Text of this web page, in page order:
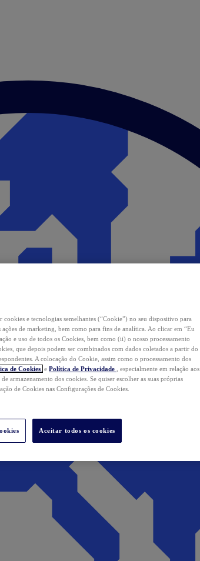
cookies e tecnologias semelhantes (“Cookie”) no seu dispositivo para
ações de marketing, bem como para fins de analítica. Ao clicar em “Eu
e uso de todos os Cookies, bem como (ii) o nosso processamento
que depois podem ser combinados com dados coletados a partir do
A colocação do Cookie, assim como o processamento dos
de Cookies e Política de Privacidade
, especialmente em relação aos
armazenamento dos cookies. Se quiser escolher as suas próprias
de Cookies nas Configurações de Cookies.
Aceitar todos os cookies